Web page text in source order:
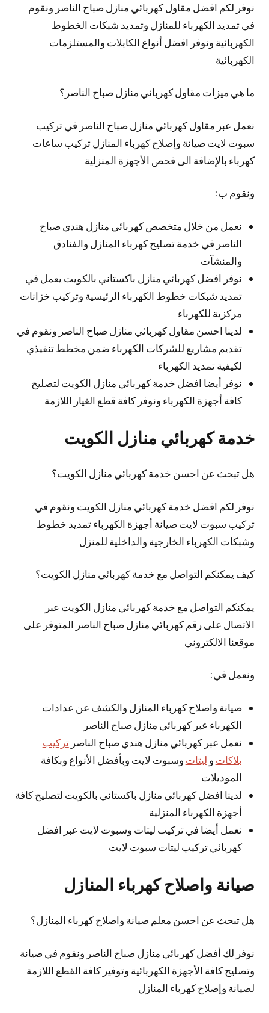
نوفر لكم افضل مقاول كهربائي منازل صباح الناصر ونقوم
في تمديد الكهرباء للمنازل وتمديد شبكات الخطوط
الكهربائية ونوفر افضل أنواع الكابلات والمستلزمات
الكهربائية
ما هي ميزات مقاول كهربائي منازل صباح الناصر؟
نعمل عبر مقاول كهربائي منازل صباح الناصر في تركيب
سبوت لايت صيانة وإصلاح كهرباء المنازل تركيب ساعات
كهرباء بالإضافة الى فحص الأجهزة المنزلية
ونقوم ب:
نعمل من خلال متخصص كهربائي منازل هندي صباح
الناصر في خدمة تصليح كهرباء المنازل والفنادق
والمنشآت
نوفر افضل كهربائي منازل باكستاني بالكويت يعمل في
تمديد شبكات خطوط الكهرباء الرئيسية وتركيب خزانات
مركزية للكهرباء
لدينا احسن مقاول كهربائي منازل صباح الناصر ونقوم في
تقديم مشاريع للشركات الكهرباء ضمن مخطط تنفيذي
لكيفية تمديد الكهرباء
نوفر أيضا افضل خدمة كهربائي منازل الكويت لتصليح
كافة أجهزة الكهرباء ونوفر كافة قطع الغيار اللازمة
خدمة كهربائي منازل الكويت
هل تبحث عن احسن خدمة كهربائي منازل الكويت؟
نوفر لكم افضل خدمة كهربائي منازل الكويت ونقوم في
تركيب سبوت لايت صيانة أجهزة الكهرباء تمديد خطوط
وشبكات الكهرباء الخارجية والداخلية للمنزل
كيف يمكنكم التواصل مع خدمة كهربائي منازل الكويت؟
يمكنكم التواصل مع خدمة كهربائي منازل الكويت عبر
الاتصال على رقم كهربائي منازل صباح الناصر المتوفر على
موقعنا الالكتروني
ونعمل في:
صيانة واصلاح كهرباء المنازل والكشف عن عدادات
الكهرباء عبر كهربائي منازل صباح الناصر
نعمل عبر كهربائي منازل هندي صباح الناصرتركيب
بلاكات و ليتات وسبوت لايت وبأفضل الأنواع وبكافة
الموديلات
لدينا افضل كهربائي منازل باكستاني بالكويت لتصليح كافة
أجهزة الكهرباء المنزلية
نعمل أيضا في تركيب ليتات وسبوت لايت عبر افضل
كهربائي تركيب ليتات سبوت لايت
صيانة واصلاح كهرباء المنازل
هل تبحث عن احسن معلم صيانة واصلاح كهرباء المنازل؟
نوفر لك أفضل كهربائي منازل صباح الناصر ونقوم في صيانة
وتصليح كافة الأجهزة الكهربائية وتوفير كافة القطع اللازمة
لصيانة وإصلاح كهرباء المنازل